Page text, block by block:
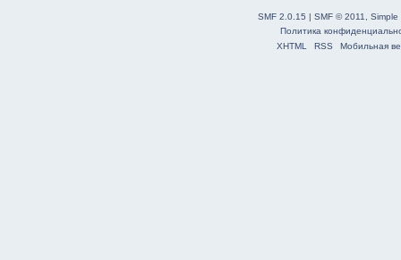
SMF 2.0.15 | SMF © 2011
Simple
Политика
XHTML
RSS Мобильная